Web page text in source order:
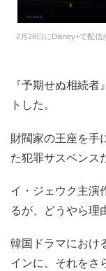
2月28日にDisney+で配信
『予期せぬ相続
トした。
財閥家の王座を手
た犯罪サスペンス
イ・ジェウク主演
るが、どうやら理
韓国ドラマにおけ
インに、それをさ